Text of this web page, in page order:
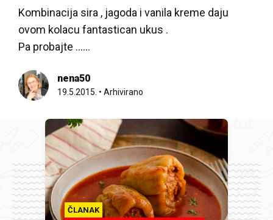
Kombinacija sira , jagoda i vanila kreme daju
ovom kolacu fantastican ukus .
Pa probajte ......
nena50
19.5.2015. • Arhivirano
ČLANAK